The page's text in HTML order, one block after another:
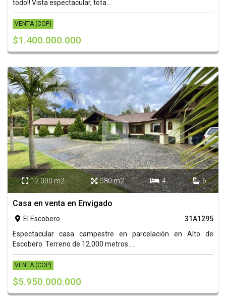
todo!! Vista espectacular, tota...
VENTA (COP)
$1.400.000.000
 12.000 m2  580 m2  4  6
Casa en venta en Envigado
 El Escobero
31A1295
Espectacular casa campestre en parcelación en Alto de
Escobero. Terreno de 12.000 metros ...
VENTA (COP)
$5.950.000.000